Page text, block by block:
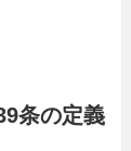
条の定義